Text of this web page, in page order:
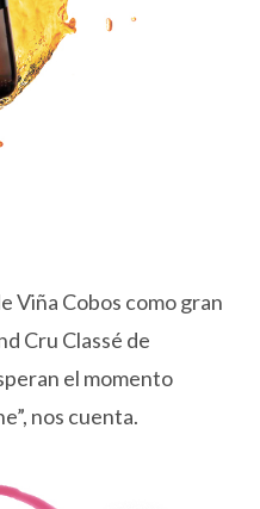
Viña Cobos como gran
Cru Classé de
el momento
nos cuenta.